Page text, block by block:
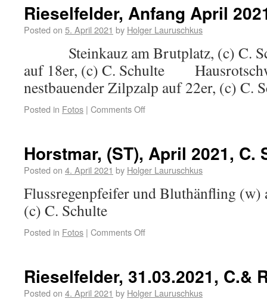
Rieselfelder, Anfang April
Posted on 5. April 2021 by Holger Lauruschkus
Steinkauz am Brutplatz, (c) C.
auf 18er, (c) C. Schulte
nestbauender Zilpzalp auf 22er,
Posted in Fotos | Comments Off
Horstmar, (ST), April 2021, C.
Posted on 4. April 2021 by Holger Lauruschkus
Flussregenpfeifer und Bluthänfling (w)
(c) C. Schulte
Posted in Fotos | Comments Off
Rieselfelder, 31.03.2021, C.&
Posted on 4. April 2021 by Holger Lauruschkus